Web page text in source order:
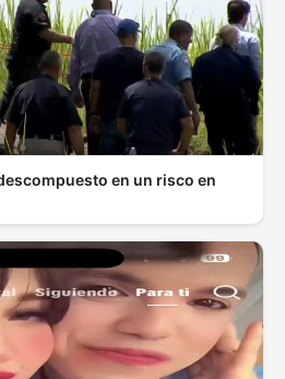
en un risco en